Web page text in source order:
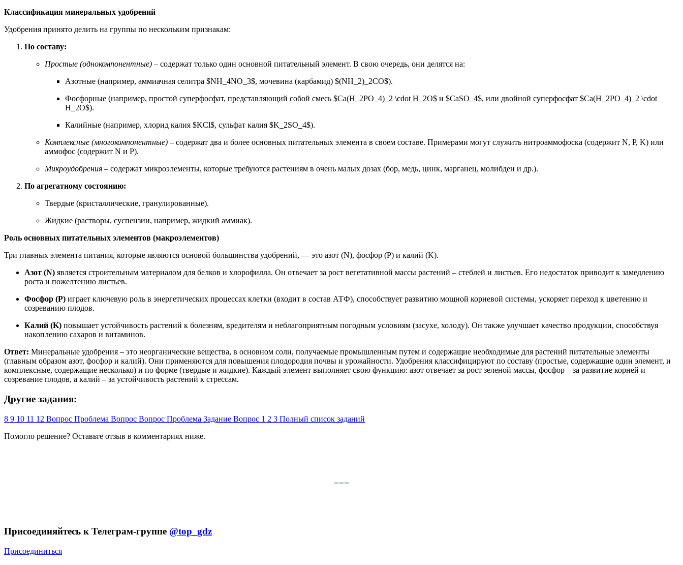
Классификация минеральных удобрений
Удобрения принято делить на группы по нескольким признакам:
По составу:
Простые (однокомпонентные) – содержат только один основной питательный элемент. В свою очередь, они делятся на:
Азотные (например, аммиачная селитра $NH_4NO_3$, мочевина (карбамид) $(NH_2)_2CO$).
Фосфорные (например, простой суперфосфат, представляющий собой смесь $Ca(H_2PO_4)_2 \cdot H_2O$ и $CaSO_4$, или двойной суперфосфат $Ca(H_2PO_4)_2 \cdot
H_2O$).
Калийные (например, хлорид калия $KCl$, сульфат калия $K_2SO_4$).
Комплексные (многокомпонентные) – содержат два и более основных питательных элемента в своем составе. Примерами могут служить нитроаммофоска (содержит N, P, K) или
аммофос (содержит N и P).
Микроудобрения – содержат микроэлементы, которые требуются растениям в очень малых дозах (бор, медь, цинк, марганец, молибден и др.).
По агрегатному состоянию:
Твердые (кристаллические, гранулированные).
Жидкие (растворы, суспензии, например, жидкий аммиак).
Роль основных питательных элементов (макроэлементов)
Три главных элемента питания, которые являются основой большинства удобрений, — это азот (N), фосфор (P) и калий (K).
Азот (N) является строительным материалом для белков и хлорофилла. Он отвечает за рост вегетативной массы растений – стеблей и листьев. Его недостаток приводит к замедлению
роста и пожелтению листьев.
Фосфор (P) играет ключевую роль в энергетических процессах клетки (входит в состав АТФ), способствует развитию мощной корневой системы, ускоряет переход к цветению и
созреванию плодов.
Калий (K) повышает устойчивость растений к болезням, вредителям и неблагоприятным погодным условиям (засухе, холоду). Он также улучшает качество продукции, способствуя
накоплению сахаров и витаминов.
Ответ: Минеральные удобрения – это неорганические вещества, в основном соли, получаемые промышленным путем и содержащие необходимые для растений питательные элементы
(главным образом азот, фосфор и калий). Они применяются для повышения плодородия почвы и урожайности. Удобрения классифицируют по составу (простые, содержащие один элемент, и
комплексные, содержащие несколько) и по форме (твердые и жидкие). Каждый элемент выполняет свою функцию: азот отвечает за рост зеленой массы, фосфор – за развитие корней и
созревание плодов, а калий – за устойчивость растений к стрессам.
Другие задания:
8 9 10 11 12 Вопрос Проблема Вопрос Вопрос Проблема Задание Вопрос 1 2 3 Полный список заданий
Помогло решение? Оставьте отзыв в комментариях ниже.
Присоединяйтесь к Телеграм-группе @top_gdz
Присоединиться